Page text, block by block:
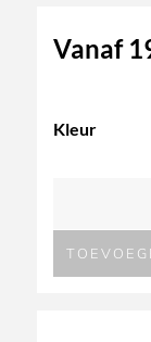
Vanaf
Kleur
RIVIO
GL24M